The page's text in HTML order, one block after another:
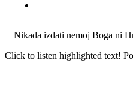
Nikada izdati nemoj Boga ni
Click to listen highlighted text!